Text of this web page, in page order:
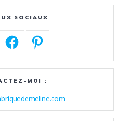
SOCIAUX
FacebookPinterest
MOI :